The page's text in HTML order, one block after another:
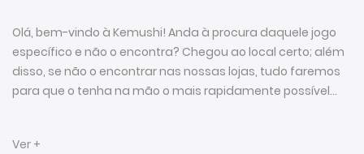
Olá, bem-vindo à Kemushi! Anda à procura daquele jogo
específico e não o encontra? Chegou ao local certo; além
disso, se não o encontrar nas nossas lojas, tudo faremos
para que o tenha na mão o mais rapidamente possível...
Ver +